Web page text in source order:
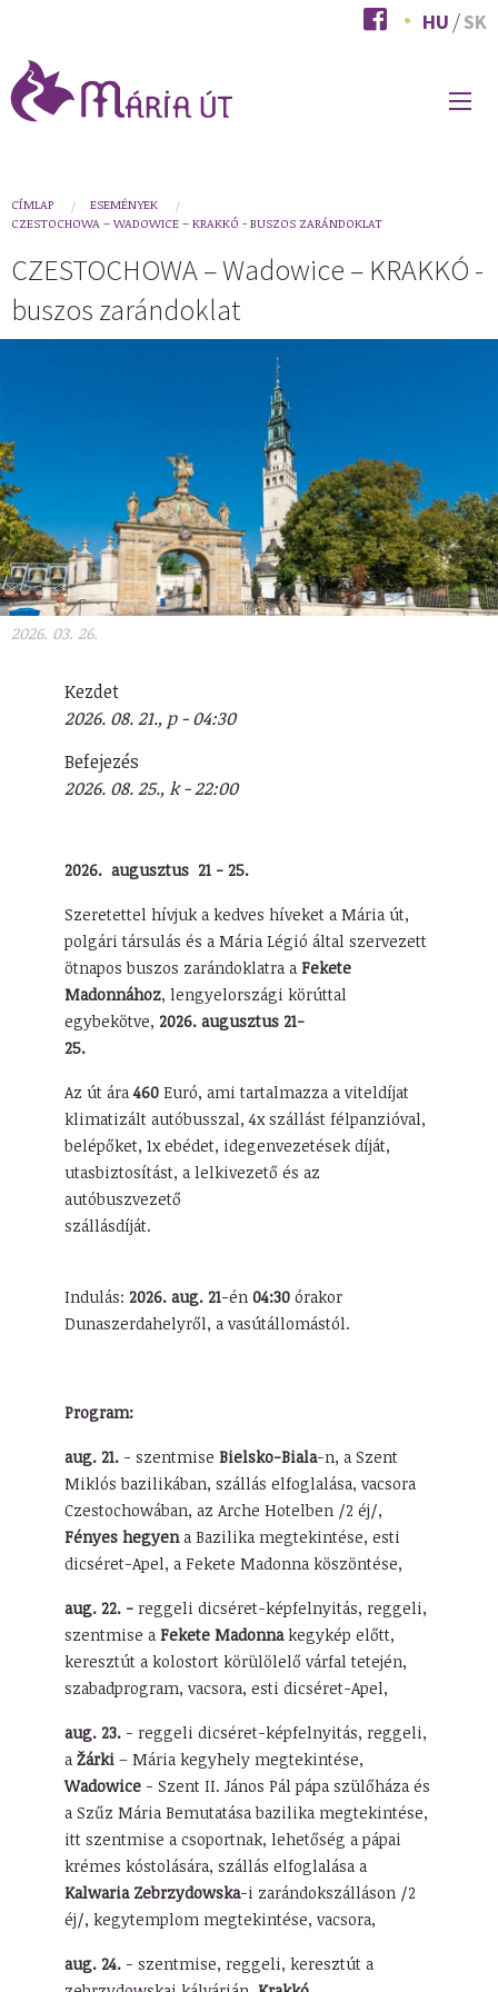
tartalomra
HU SK
You
here
CÍMLAP
ESEMÉNYEK
CZESTOCHOWA – WADOWICE – KRAKKÓ - BUSZOS ZARÁNDOKLAT
CZESTOCHOWA – Wadowice – KRAKKÓ -
buszos zarándoklat
2026. 03. 26.
Kezdet
2026. 08. 21., p - 04:30
Befejezés
2026. 08. 25., k - 22:00
2026. augusztus 21 - 25.
Szeretettel hívjuk a kedves híveket a Mária út,
polgári társulás és a Mária Légió által szervezett
ötnapos buszos zarándoklatra a Fekete
Madonnához, lengyelországi körúttal
egybekötve, 2026. augusztus 21-
25.
Az út ára460Euró, ami tartalmazza a viteldíjat
klimatizált autóbusszal, 4x szállást félpanzióval,
belépőket, 1x ebédet, idegenvezetések díját,
utasbiztosítást, a lelkivezető és az
autóbuszvezető
szállásdíját.
Indulás: 2026. aug. 21-én 04:30órakor
Dunaszerdahelyről, a vasútállomástól.
Program:
aug. 21. - szentmise Bielsko-Biala-n, a Szent
Miklós bazilikában, szállás elfoglalása, vacsora
Czestochowában, az Arche Hotelben /2 éj/,
Fényes hegyena Bazilika megtekintése, esti
dicséret-Apel, a Fekete Madonna köszöntése,
aug. 22. - reggeli dicséret-képfelnyitás, reggeli,
szentmise a Fekete Madonnakegykép előtt,
keresztút a kolostort körülölelő várfal tetején,
szabadprogram, vacsora, esti dicséret-Apel,
aug. 23. - reggeli dicséret-képfelnyitás, reggeli,
a Žárki – Mária kegyhely megtekintése,
Wadowice- Szent II. János Pál pápa szülőháza és
a Szűz Mária Bemutatása bazilika megtekintése,
itt szentmise a csoportnak, lehetőség a pápai
krémes kóstolására, szállás elfoglalása a
Kalwaria Zebrzydowska-i zarándokszálláson /2
éj/, kegytemplom megtekintése, vacsora,
aug. 24. - szentmise, reggeli, keresztút a